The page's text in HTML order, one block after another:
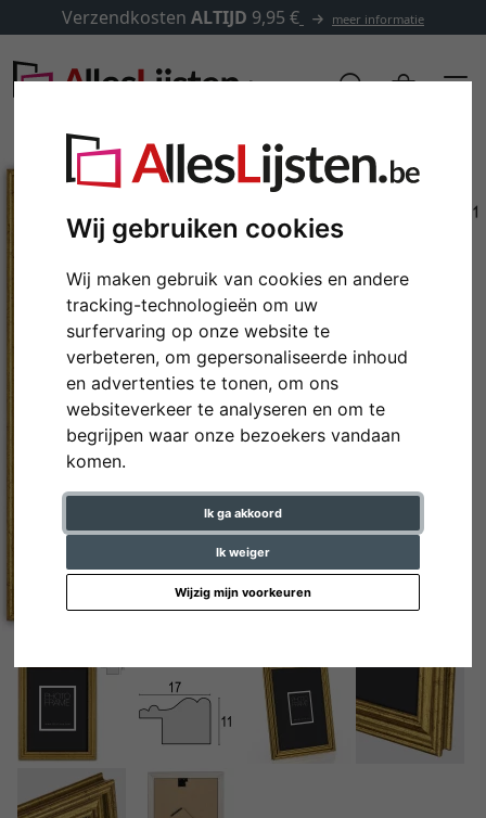
Wij gebruiken cookies
Wij maken gebruik van cookies en andere
tracking-technologieën om uw
surfervaring op onze website te
verbeteren, om gepersonaliseerde inhoud
en advertenties te tonen, om ons
websiteverkeer te analyseren en om te
begrijpen waar onze bezoekers vandaan
komen.
Ik ga akkoord
Ik weiger
Wijzig mijn voorkeuren
Verzendkosten ALTIJD 9,95 € meer informatie
Terug